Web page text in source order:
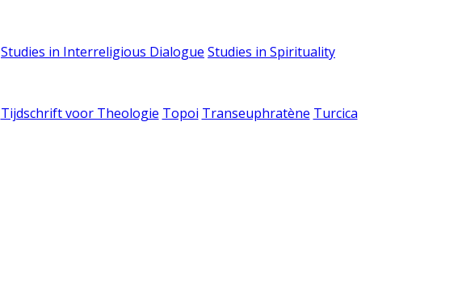
Studies in Interreligious Dialogue Studies in Spirituality
Tijdschrift voor Theologie Topoi Transeuphratène Turcica